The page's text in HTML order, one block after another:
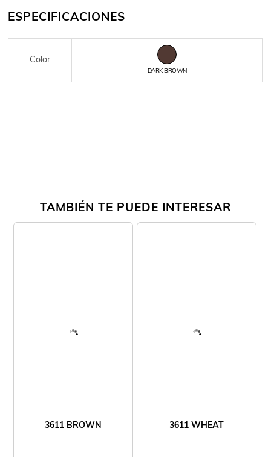
ESPECIFICACIONES
Color
DARK BROWN
TAMBIÉN TE PUEDE INTERESAR
3611 BROWN 3611 WHEAT